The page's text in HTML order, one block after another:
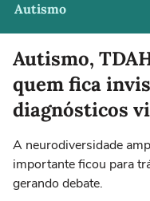
Autismo
Autismo,
quem fica
diagnósticos
A neurodiversidade
importante ficou para
gerando debate.